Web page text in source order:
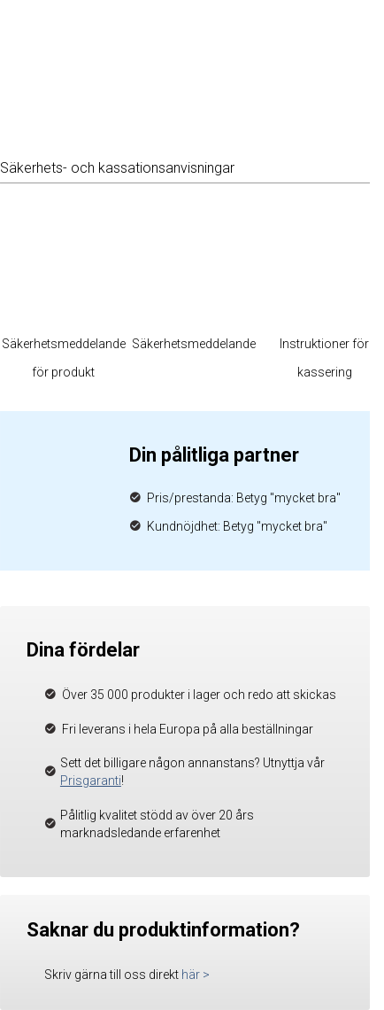
Säkerhets- och kassationsanvisningar
Säkerhetsmeddelande
för produkt
Säkerhetsmeddelande
Instruktioner för
kassering
Din pålitliga partner
Pris/prestanda: Betyg "mycket bra"
Kundnöjdhet: Betyg "mycket bra"
Dina fördelar
Över 35 000 produkter i lager och redo att skickas
Fri leverans i hela Europa på alla beställningar
Sett det billigare någon annanstans? Utnyttja vår
Prisgaranti!
Pålitlig kvalitet stödd av över 20 års
marknadsledande erfarenhet
Saknar du produktinformation?
Skriv gärna till oss direkt här >